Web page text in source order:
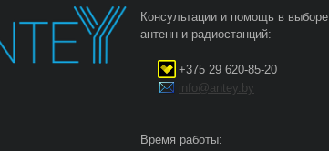
Консультации и помощь в выборе
антенн и радиостанций:
+375 29 620-85-20
info@antey.by
Время работы: